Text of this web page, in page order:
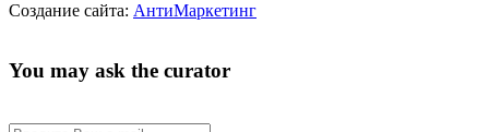
Создание сайта: АнтиМаркетинг
You may ask the curator